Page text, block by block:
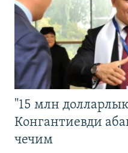
"15 млн
Конгантиевди
чечим